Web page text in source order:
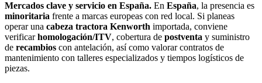
Mercados clave y servicio en España. En España, la presencia es
minoritaria frente a marcas europeas con red local. Si planeas
operar una cabeza tractora Kenworth importada, conviene
verificarhomologación/ITV, cobertura de postventa y suministro
de recambios con antelación, así como valorar contratos de
mantenimiento con talleres especializados y tiempos logísticos de
piezas.